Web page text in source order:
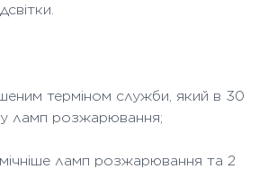
терміном служби, який в 30
у ламп розжарювання;
ламп розжарювання та 2